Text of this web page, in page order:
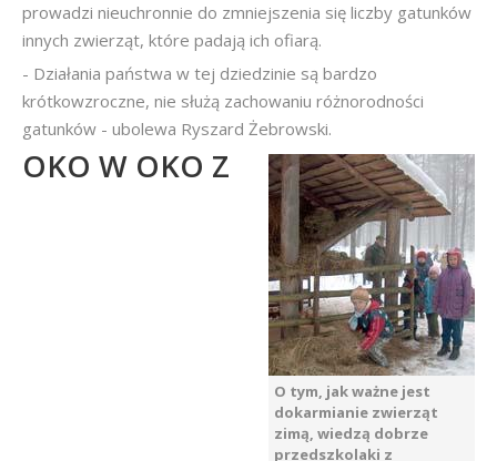
prowadzi nieuchronnie do zmniejszenia się liczby gatunków
innych zwierząt, które padają ich ofiarą.
- Działania państwa w tej dziedzinie są bardzo
krótkowzroczne, nie służą zachowaniu różnorodności
gatunków - ubolewa Ryszard Żebrowski.
O tym, jak ważne jest
dokarmianie zwierząt
zimą, wiedzą dobrze
przedszkolaki z
OKO W OKO Z